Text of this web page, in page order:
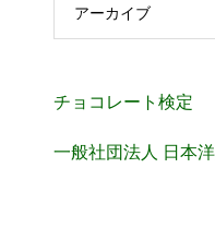
アーカイブ
チョコレート検定
一般社団法人 日本